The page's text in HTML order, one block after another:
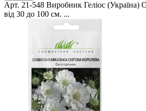
Арт. 21-548 Виробник Геліос (Україна)
від 30 до 100 см. ...